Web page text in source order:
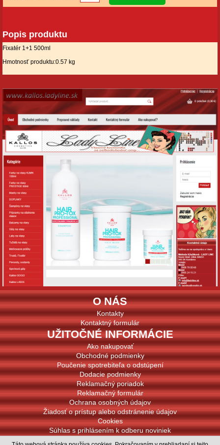
Popis produktu
Fixatér 1+1 500ml
Hmotnosť produktu:0.57 kg
O NÁS
Kontakty
Kontaktný formulár
UŽITOČNÉ INFORMÁCIE
Ako nakupovať
Obchodné podmienky
Poučenie spotrebiteľa o odstúpení
Dodacie podmienky
Reklamačný poriadok
Reklamačný formulár
Ochrana osobných údajov
Žiadosť o prístup alebo odstránenie údajov
Cookies
Súhlas s prihlásením k odberu noviniek
PODPOROVANÉ PLATBY